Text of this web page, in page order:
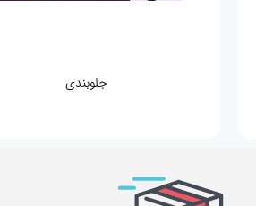
جلوبندی